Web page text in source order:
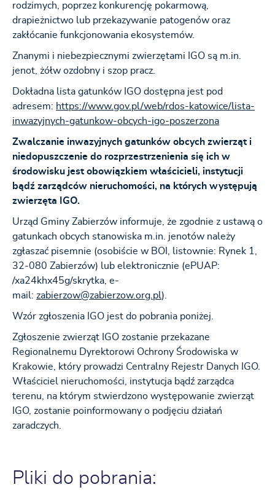
rodzimych, poprzez konkurencję pokarmową,
drapieżnictwo lub przekazywanie patogenów oraz
zakłócanie funkcjonowania ekosystemów.
Znanymi i niebezpiecznymi zwierzętami IGO są m.in.
jenot, żółw ozdobny i szop pracz.
Dokładna lista gatunków IGO dostępna jest pod
adresem: https://www.gov.pl/web/rdos-katowice/lista-
inwazyjnych-gatunkow-obcych-igo-poszerzona
Zwalczanie inwazyjnych gatunków obcych zwierząt i
niedopuszczenie do rozprzestrzenienia się ich w
środowisku jest obowiązkiem właścicieli, instytucji
bądź zarządców nieruchomości, na których występują
zwierzęta IGO.
Urząd Gminy Zabierzów informuje, że zgodnie z ustawą o
gatunkach obcych stanowiska m.in. jenotów należy
zgłaszać pisemnie (osobiście w BOI, listownie: Rynek 1,
32-080 Zabierzów) lub elektronicznie (ePUAP:
/xa24khx45g/skrytka, e-
mail: zabierzow@zabierzow.org.pl).
Wzór zgłoszenia IGO jest do pobrania poniżej.
Zgłoszenie zwierząt IGO zostanie przekazane
Regionalnemu Dyrektorowi Ochrony Środowiska w
Krakowie, który prowadzi Centralny Rejestr Danych IGO.
Właściciel nieruchomości, instytucja bądź zarządca
terenu, na którym stwierdzono występowanie zwierząt
IGO, zostanie poinformowany o podjęciu działań
zaradczych.
Pliki do pobrania: